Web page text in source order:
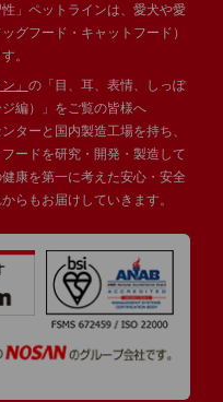
」ペットラインは、愛犬や愛
グフード・キャットフード）
。
」 の「目、耳、表情、しっぽ
編）」をご覧の皆様へ
ターと国内製造工場を持ち、
ードを研究・開発・製造して
康を第一に考えた安心・安全
らもお届けしていきます。